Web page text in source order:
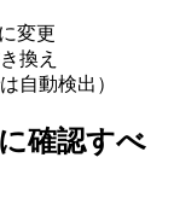
に変更
換え
自動検出）
確認すべ